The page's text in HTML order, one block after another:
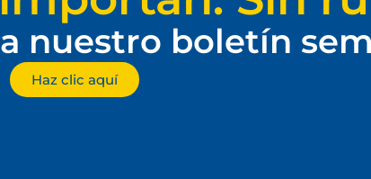
nuestro boletín
Haz clic aquí